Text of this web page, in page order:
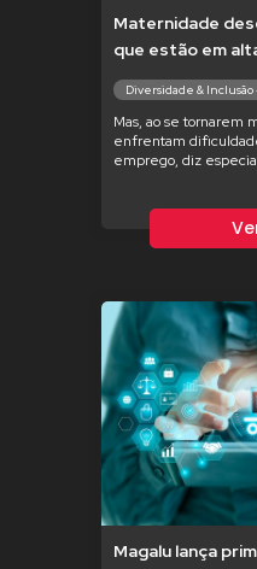
Maternidade
que estão em
Diversidade &
Mas, ao se tornarem
enfrentam
emprego, diz
Magalu lança